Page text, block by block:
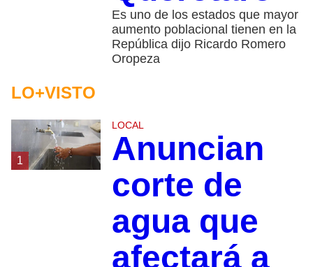
Es uno de los estados que mayor
aumento poblacional tienen en la
República dijo Ricardo Romero
Oropeza
LO+VISTO
1
LOCAL
Anuncian
corte de
agua que
afectará a